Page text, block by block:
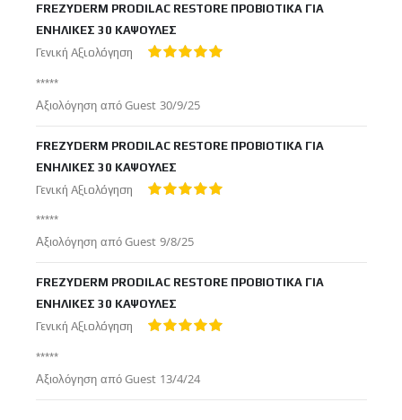
FREZYDERM PRODILAC RESTORE ΠΡΟΒΙΟΤΙΚΑ ΓΙΑ
ΕΝΗΛΙΚΕΣ 30 ΚΑΨΟΥΛΕΣ
Γενική Αξιολόγηση
*****
Αξιολόγηση απόGuest Δημοσιεύτηκε
στις
30/9/25
FREZYDERM PRODILAC RESTORE ΠΡΟΒΙΟΤΙΚΑ ΓΙΑ
ΕΝΗΛΙΚΕΣ 30 ΚΑΨΟΥΛΕΣ
Γενική Αξιολόγηση
*****
Αξιολόγηση απόGuest Δημοσιεύτηκε
στις
9/8/25
FREZYDERM PRODILAC RESTORE ΠΡΟΒΙΟΤΙΚΑ ΓΙΑ
ΕΝΗΛΙΚΕΣ 30 ΚΑΨΟΥΛΕΣ
Γενική Αξιολόγηση
*****
Αξιολόγηση απόGuest Δημοσιεύτηκε
στις
13/4/24